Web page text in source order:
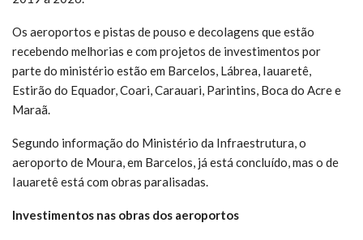
Os aeroportos e pistas de pouso e decolagens que estão
recebendo melhorias e com projetos de investimentos por
parte do ministério estão em Barcelos, Lábrea, Iauaretê,
Estirão do Equador, Coari, Carauari, Parintins, Boca do Acre e
Maraã.
Segundo informação do Ministério da Infraestrutura, o
aeroporto de Moura, em Barcelos, já está concluído, mas o de
Iauaretê está com obras paralisadas.
Investimentos nas obras dos aeroportos